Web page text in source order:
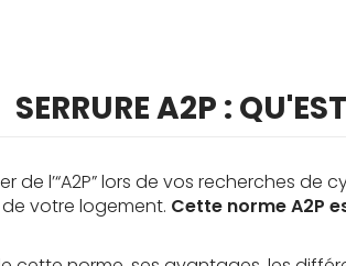
SERRURE A2P :
l’“A2P” lors de vos recherches de
votre logement. Cette norme A2P